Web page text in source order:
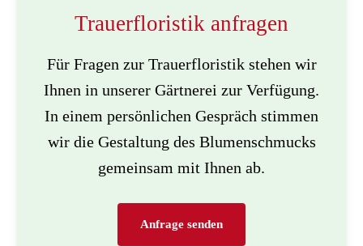
Trauerfloristik anfragen
Für Fragen zur Trauerfloristik stehen wir
Ihnen in unserer Gärtnerei zur Verfügung.
In einem persönlichen Gespräch stimmen
wir die Gestaltung des Blumenschmucks
gemeinsam mit Ihnen ab.
Anfrage senden